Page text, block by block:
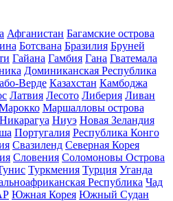
Афганистан Багамские острова
Ботсвана Бразилия Бруней
Гайана Гамбия Гана Гватемала
Доминиканская Республика
Верде Казахстан Камбоджа
Латвия Лесото Либерия Ливан
Маршалловы острова
Никарагуа Ниуэ Новая Зеландия
Португалия Республика Конго
Свазиленд Северная Корея
Словения Соломоновы Острова
Туркмения Турция Уганда
Республика Чад
Южная Корея Южный Судан